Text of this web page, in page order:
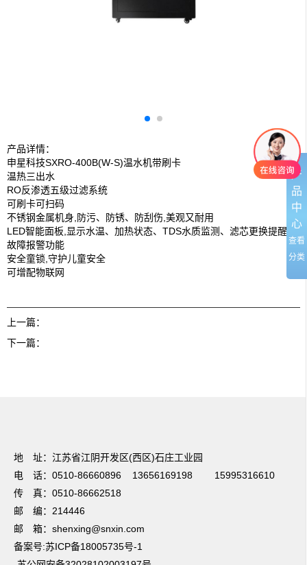
产
品
中
心
查看
分类
产品详情：
申星科技SXRO-400B(W-S)温水机带刷卡
温热三出水
RO反渗透五级过滤系统
可刷卡可扫码
不锈钢金属机身,防污、防锈、防刮伤,美观又耐用
LED智能面板,显示水温、加热状态、TDS水质监测、滤芯更换提醒、
故障报警功能
安全童锁,守护儿童安全
可增配物联网
上一篇：
下一篇：
地 址：江苏省江阴开发区(西区)石庄工业园
电 话：0510-86660896 13656169198 15995316610
传 真：0510-86662518
邮 编：214446
邮 箱：shenxing@snxin.com
备案号:苏ICP备18005735号-1